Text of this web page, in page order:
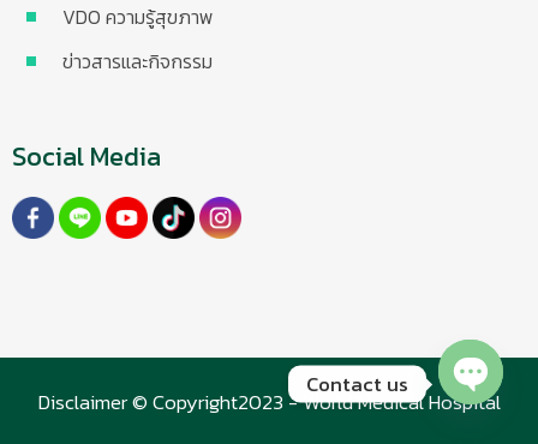
VDO ความรู้สุขภาพ
ข่าวสารและกิจกรรม
Social Media
Disclaimer © Copyright2023 - World Medical Hospital
Contact us